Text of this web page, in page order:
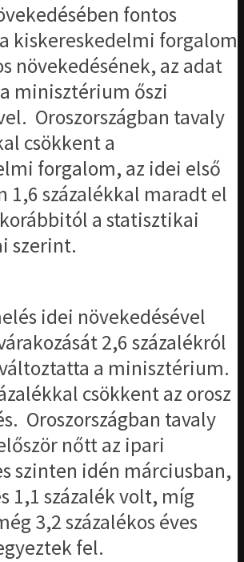
fontos
kiskereskedelmi forgalom
növekedésének, az adat
minisztérium őszi
Oroszországban tavaly
csökkent a
forgalom, az idei első
1,6 százalékkal maradt el
a statisztikai
szerint.
idei növekedésével
2,6 százalékról
a minisztérium.
csökkent az orosz
Oroszországban tavaly
nőtt az ipari
szinten idén márciusban,
1,1 százalék volt, míg
3,2 százalékos éves
fel.